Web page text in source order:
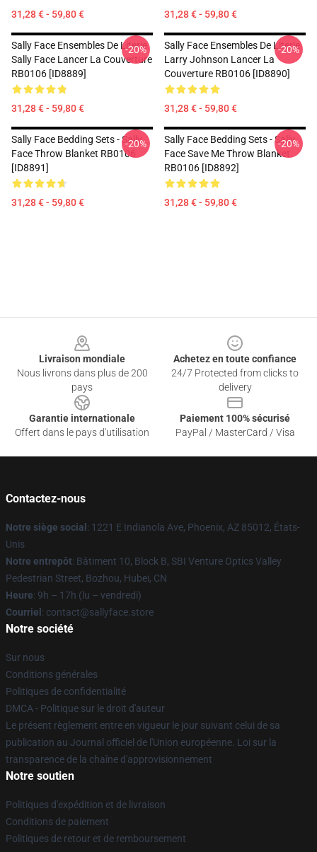
31,28 € - 59,80 € 31,28 € - 59,80 €
Sally Face Ensembles De Literie
Sally Face Lancer La Couverture
RB0106 [ID8889]
31,28 € - 59,80 €
-20%
Sally Face Ensembles De Literie
Larry Johnson Lancer La
Couverture RB0106 [ID8890]
31,28 € - 59,80 €
-20%
Sally Face Bedding Sets - Sally
Face Throw Blanket RB0106
[ID8891]
31,28 € - 59,80 €
-20%
Sally Face Bedding Sets - Sally
Face Save Me Throw Blanket
RB0106 [ID8892]
31,28 € - 59,80 €
-20%
Livraison mondiale
Nous livrons dans plus de 200
pays
Achetez en toute confiance
24/7 Protected from clicks to
delivery
Garantie internationale
Offert dans le pays d'utilisation
Paiement 100% sécurisé
PayPal / MasterCard / Visa
Contactez-nous
Notre siège social : 1221 E Indianola Ave, Phoenix, AZ 85012, États-
Unis
Notre entrepôt: Bâtiment 10, Block B, SBI Venture Optics Valley
Pedestrian Street, Bozhou, Hubei, CN
Heure: 9h – 17h (lu – vendredi)
Courriel : contact@sallyface.store
Notre société
Sur nous
Conditions générales
Politiques de confidentialité
DMCA - Politique sur le droit d'auteur
Le présent règlement entre en vigueur le jour suivant celui de sa
publication au Journal officiel de l'Union européenne. Loi sur la
transparence de la chaîne d'approvisionnement
Notre soutien
Politiques d'expédition et de livraison
Conditions de paiement
Politiques de retour et de remboursement